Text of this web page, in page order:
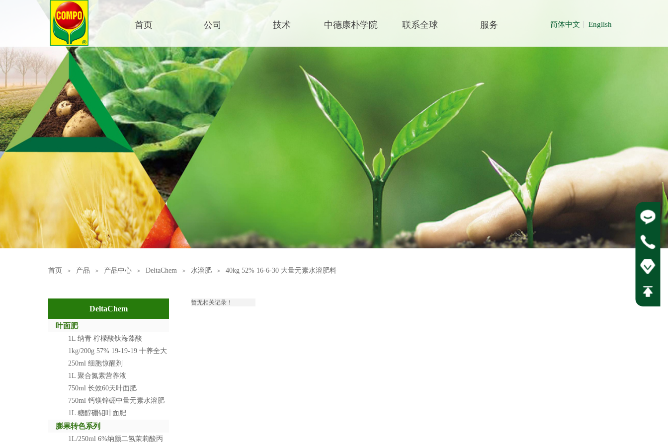
首页 ＞ 产品 ＞ 产品中心 ＞ DeltaChem ＞ 水溶肥 ＞ 40kg 52% 16-6-30 大量元素水溶肥料
暂无相关记录！
DeltaChem
叶面肥
1L 纳青 柠檬酸钛海藻酸
1kg/200g 57% 19-19-19 十养全大
量元素水溶肥料
250ml 细胞惊醒剂
1L 聚合氮素营养液
750ml 长效60天叶面肥
750ml 钙镁锌硼中量元素水溶肥
料
1L 糖醇硼钼叶面肥
膨果转色系列
1L/250ml 6%纳颜二氢茉莉酸丙
首页 公司 技术 中德康朴学院 联系全球 服务 简体中文 English
联系我
服务热线